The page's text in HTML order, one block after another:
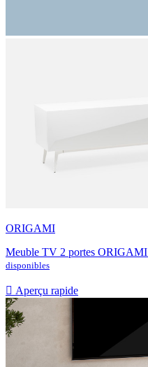
ORIGAMI
Meuble TV 2 portes ORIGAMI
disponibles
 Aperçu rapide